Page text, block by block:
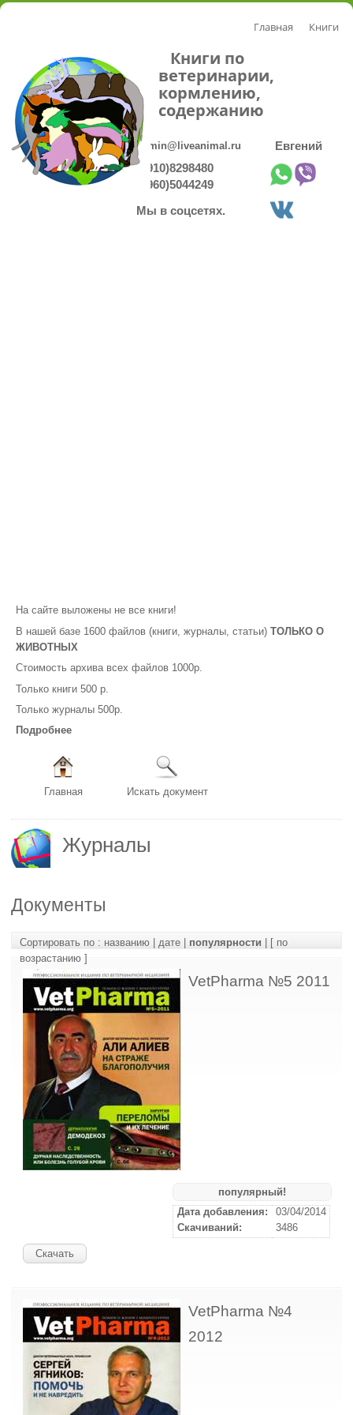
Главная Книги
Книги по
ветеринарии,
кормлению,
содержанию
admin@liveanimal.ru
Евгений
8(910)8298480
8(960)5044249
Мы в соцсетях.
На сайте выложены не все книги!
В нашей базе 1600 файлов (книги, журналы, статьи) ТОЛЬКО О
ЖИВОТНЫХ
Стоимость архива всех файлов 1000р.
Только книги 500 р.
Только журналы 500р.
Подробнее
Главная Искать документ
Журналы
Документы
Сортировать по : названию | дате | популярности | [ по
возрастанию ]
VetPharma №5 2011
популярный!
Дата добавления:
03/04/2014
Скачиваний:
3486
Скачать
VetPharma №4
2012